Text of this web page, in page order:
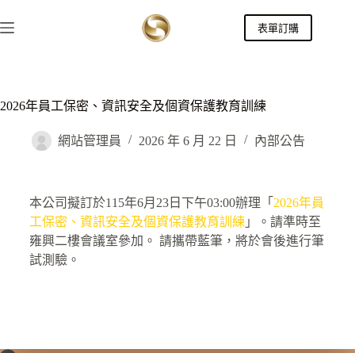
表單訂購
2026年員工保密、資訊安全及個資保護教育訓練
網站管理員 2026 年 6 月 22 日 內部公告
本公司擬訂於115年6月23日下午03:00辦理「 2026年員
工保密、資訊安全及個資保護教育訓練」。請準時至
雍興二樓會議室參加。 請攜帶藍筆，將於會後進行筆
試測驗。